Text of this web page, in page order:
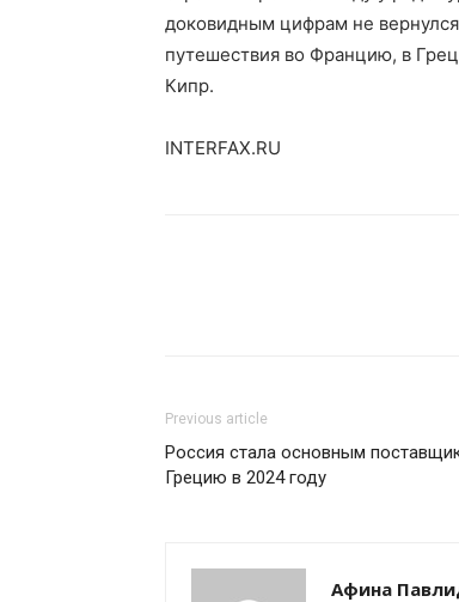
доковидным цифрам не
путешествия во Францию, в
Кипр.
INTERFAX.RU
Previous article
Россия стала основным
Грецию в 2024 году
Афина